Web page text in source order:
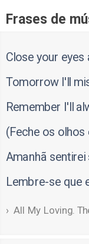
Frases de
Close your eyes
Tomorrow I'll
Remember I'll
(Feche os olhos
Amanhã sentirei
Lembre-se que
All My Loving.